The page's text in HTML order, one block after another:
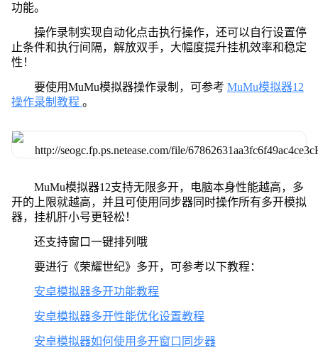
功能。
操作录制实现自动化点击执行操作，还可以自行设置停
止条件和执行间隔，解放双手，大幅度提升挂机效率和稳定
性！
要使用MuMu模拟器操作录制，可参考 MuMu模拟器12
操作录制教程 。
MuMu模拟器12支持无限多开，电脑本身性能越高，多
开的上限就越高，并且可使用同步器同时操作所有多开模拟
器，挂机肝小号更轻松！
还支持窗口一键排列哦
要进行《荣耀世纪》多开，可参考以下教程：
安卓模拟器多开功能教程
安卓模拟器多开性能优化设置教程
安卓模拟器如何使用多开窗口同步器